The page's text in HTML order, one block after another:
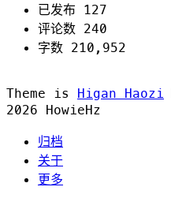
已发布 127
评论数 240
字数 210,952
Theme is Higan Haozi
2026 HowieHz
归档
关于
更多